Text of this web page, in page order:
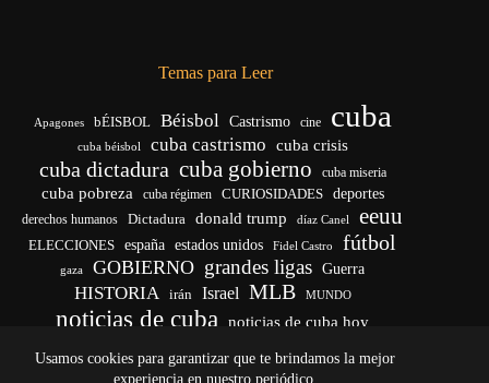
Usamos cookies para garantizar que te brindamos la mejor
experiencia en nuestro periódico.
Temas para Leer
Apagones bÉISBOL Béisbol Castrismo cine cuba
cuba béisbol cuba castrismo cuba crisis
cuba dictadura cuba gobierno cuba miseria
cuba pobreza cuba régimen CURIOSIDADES deportes
derechos humanos Dictadura donald trump díaz Canel eeuu
ELECCIONES españa estados unidos Fidel Castro fútbol
gaza GOBIERNO grandes ligas Guerra
HISTORIA irán Israel MLB MUNDO
noticias de cuba
noticias de cuba hoy
vida yankees